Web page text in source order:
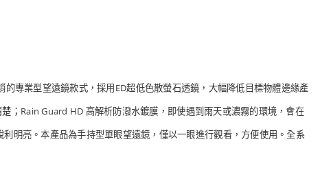
專業型望遠鏡款式，採用ED超低色散螢石透鏡，大幅降低目標物體邊緣產
；Rain Guard HD 高解析防潑水鍍膜，即使遇到雨天或濃霧的環境，會在
明亮。本產品為手持型單眼望遠鏡，僅以一眼進行觀看，方便使用。全系